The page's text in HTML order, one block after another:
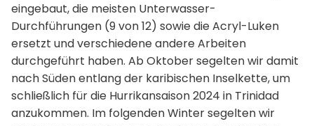
eingebaut, die meisten Unterwasser-
Durchführungen (9 von 12) sowie die Acryl-Luken
ersetzt und verschiedene andere Arbeiten
durchgeführt haben. Ab Oktober segelten wir damit
nach Süden entlang der karibischen Inselkette, um
schließlich für die Hurrikansaison 2024 in Trinidad
anzukommen. Im folgenden Winter segelten wir